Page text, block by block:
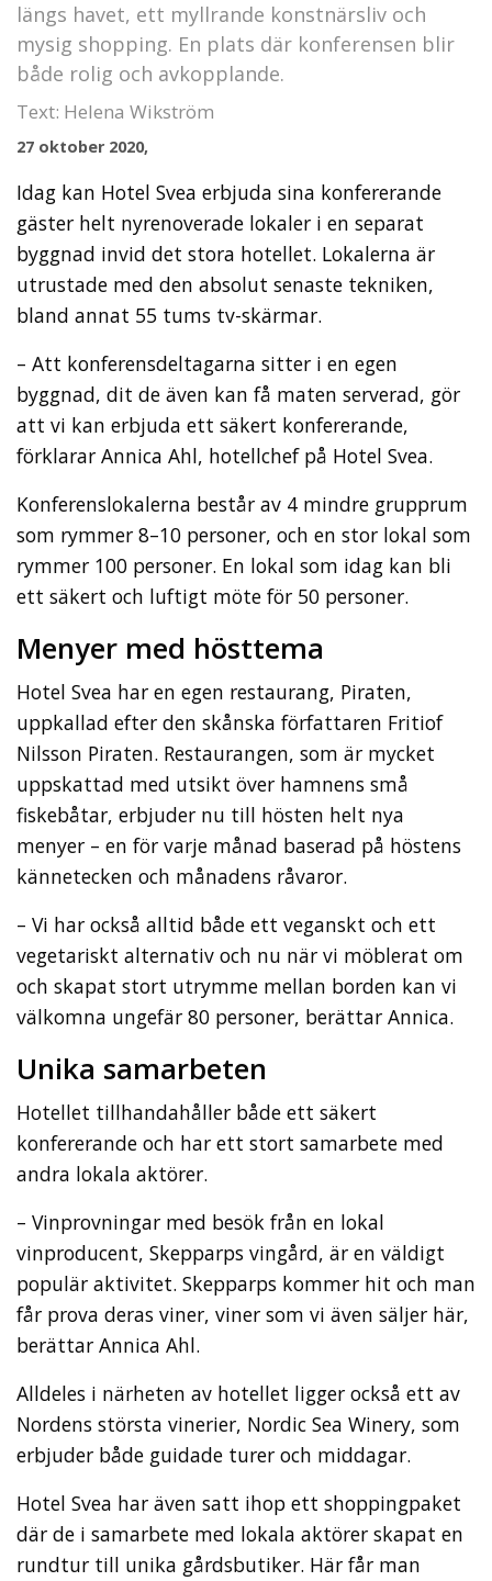
längs havet, ett myllrande konstnärsliv och
mysig shopping. En plats där konferensen blir
både rolig och avkopplande.
Text: Helena Wikström
27 oktober 2020,
Idag kan Hotel Svea erbjuda sina konfererande
gäster helt nyrenoverade lokaler i en separat
byggnad invid det stora hotellet. Lokalerna är
utrustade med den absolut senaste tekniken,
bland annat 55 tums tv-skärmar.
– Att konferensdeltagarna sitter i en egen
byggnad, dit de även kan få maten serverad, gör
att vi kan erbjuda ett säkert konfererande,
förklarar Annica Ahl, hotellchef på Hotel Svea.
Konferenslokalerna består av 4 mindre grupprum
som rymmer 8–10 personer, och en stor lokal som
rymmer 100 personer. En lokal som idag kan bli
ett säkert och luftigt möte för 50 personer.
Menyer med hösttema
Hotel Svea har en egen restaurang, Piraten,
uppkallad efter den skånska författaren Fritiof
Nilsson Piraten. Restaurangen, som är mycket
uppskattad med utsikt över hamnens små
fiskebåtar, erbjuder nu till hösten helt nya
menyer – en för varje månad baserad på höstens
kännetecken och månadens råvaror.
– Vi har också alltid både ett veganskt och ett
vegetariskt alternativ och nu när vi möblerat om
och skapat stort utrymme mellan borden kan vi
välkomna ungefär 80 personer, berättar Annica.
Unika samarbeten
Hotellet tillhandahåller både ett säkert
konfererande och har ett stort samarbete med
andra lokala aktörer.
– Vinprovningar med besök från en lokal
vinproducent, Skepparps vingård, är en väldigt
populär aktivitet. Skepparps kommer hit och man
får prova deras viner, viner som vi även säljer här,
berättar Annica Ahl.
Alldeles i närheten av hotellet ligger också ett av
Nordens största vinerier, Nordic Sea Winery, som
erbjuder både guidade turer och middagar.
Hotel Svea har även satt ihop ett shoppingpaket
där de i samarbete med lokala aktörer skapat en
rundtur till unika gårdsbutiker. Här får man